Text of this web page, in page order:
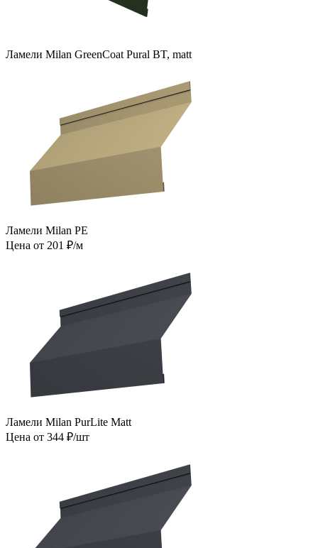
Ламели Milan GreenCoat Pural BT, matt
Ламели Milan PE
Цена от 201 ₽/м
Ламели Milan PurLite Matt
Цена от 344 ₽/шт